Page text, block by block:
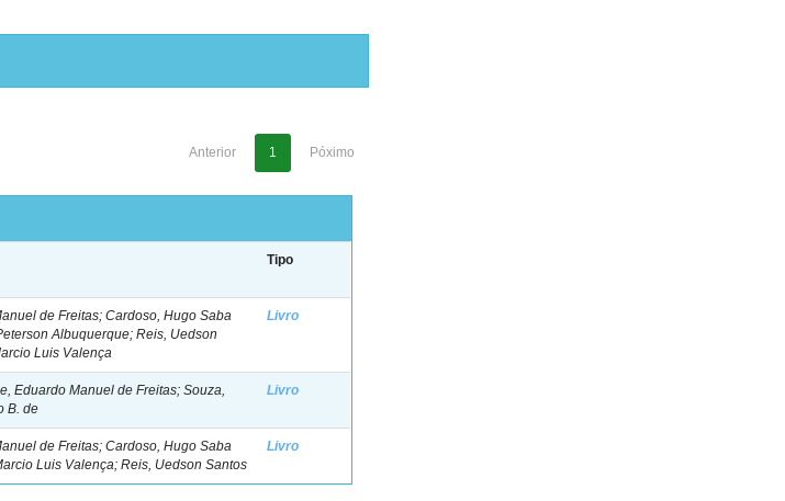
Anterior 1 Póximo
Tipo
de Freitas; Cardoso, Hugo Saba
Albuquerque; Reis, Uedson
Luis Valença
Livro
Eduardo Manuel de Freitas; Souza,
B. de
Livro
de Freitas; Cardoso, Hugo Saba
Luis Valença; Reis, Uedson Santos
Livro